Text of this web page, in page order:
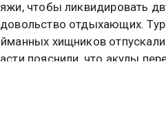
чтобы ликвидировать
отдыхающих.
хищников
пояснили, что акулы